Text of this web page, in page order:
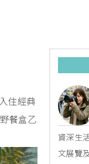
住經典
餐盒乙
資深生
文展覽